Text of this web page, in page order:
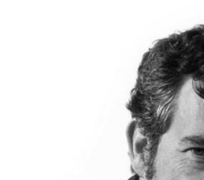
Lampadaires et Liseuses
Appliques murales
Luminaires d’extérieur